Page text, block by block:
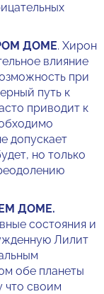
ДОМЕ. Хирон
влияние
при
путь к
приводит к
допускает
но только
ДОМЕ.
состояния и
Лилит
обе планеты
что своим